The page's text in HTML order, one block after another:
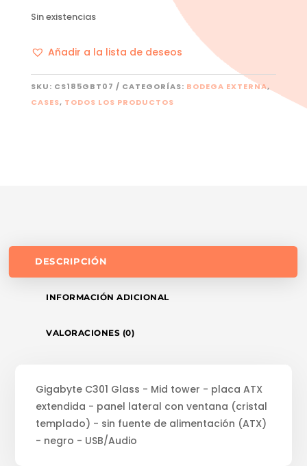
Sin existencias
Añadir a la lista de deseos
SKU: CS185GBT07 CATEGORÍAS: BODEGA EXTERNA,
CASES, TODOS LOS PRODUCTOS
DESCRIPCIÓN
INFORMACIÓN ADICIONAL
VALORACIONES (0)
Gigabyte C301 Glass - Mid tower - placa ATX
extendida - panel lateral con ventana (cristal
templado) - sin fuente de alimentación (ATX)
- negro - USB/Audio